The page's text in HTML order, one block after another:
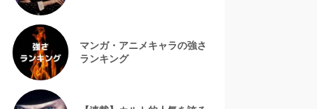
マンガ・アニメキャラの強さ
ランキング